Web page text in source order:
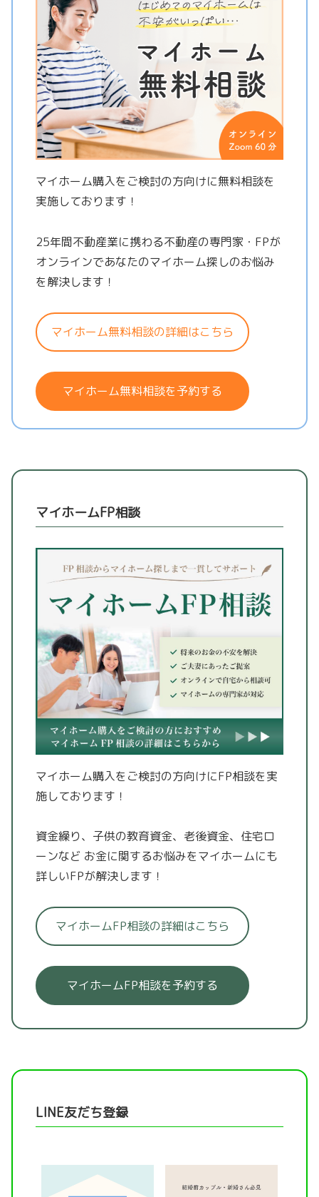
マイホーム購入をご検討の方向けに無料相談を
実施しております！
25年間不動産業に携わる不動産の専門家・FPが
オンラインであなたのマイホーム探しのお悩み
を解決します！
マイホーム無料相談の詳細はこちら
マイホーム無料相談を予約する
マイホームFP相談
マイホーム購入をご検討の方向けにFP相談を実
施しております！
資金繰り、子供の教育資金、老後資金、住宅ロ
ーンなど お金に関するお悩みをマイホームにも
詳しいFPが解決します！
マイホームFP相談の詳細はこちら
マイホームFP相談を予約する
LINE友だち登録